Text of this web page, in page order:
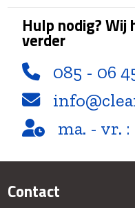
Hulp nodig? Wij
verder
085 - 06
ma. - vr. :
Contact